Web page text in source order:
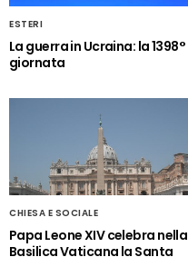
ESTERI
La guerra in Ucraina: la 1398°
giornata
CHIESA E SOCIALE
Papa Leone XIV celebra nella
Basilica Vaticana la Santa